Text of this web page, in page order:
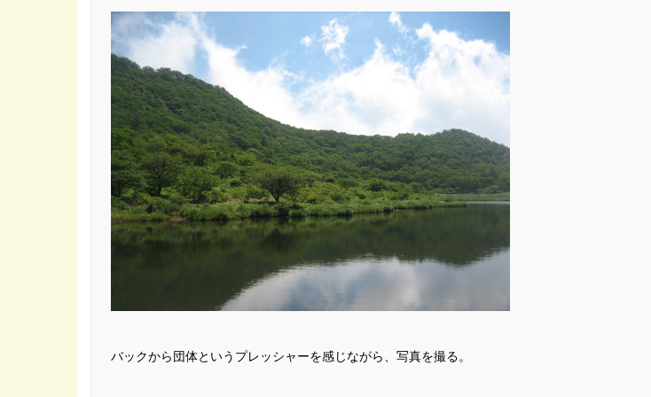
バックから団体というプレッシャーを感じながら、写真を撮る。